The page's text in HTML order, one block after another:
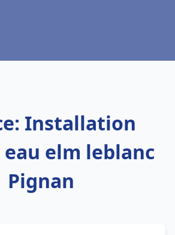
Installation
elm leblanc
Pignan